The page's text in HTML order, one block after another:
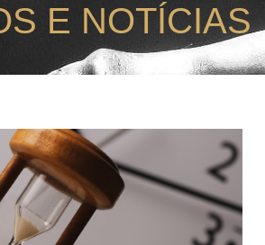
E NOTÍCIAS